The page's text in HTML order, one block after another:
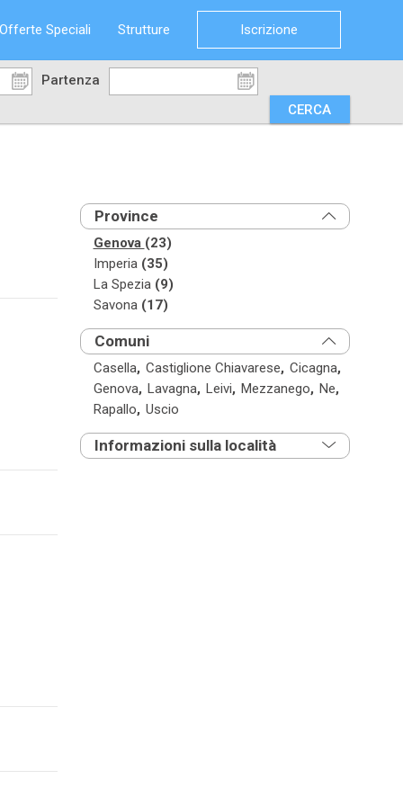
Speciali Strutture Iscrizione
Partenza
Province
Genova (23)
Imperia (35)
La Spezia (9)
Savona (17)
Comuni
Casella, Castiglione Chiavarese, Cicagna,
Genova, Lavagna, Leivi, Mezzanego, Ne,
Rapallo, Uscio
Informazioni sulla località